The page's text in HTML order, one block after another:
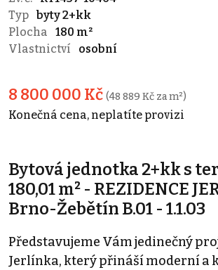
Typ byty 2+kk
Plocha
180 m²
Vlastnictví
osobní
8 800 000 Kč (48 889 Kč za m²)
Konečná cena, neplatíte provizi
Bytová jednotka 2+kk s
180,01 m² - REZIDENCE
Brno-Žebětín B.01 - 1.1.03
Představujeme Vám jedinečný
Jerlínka, který přináší moderní a